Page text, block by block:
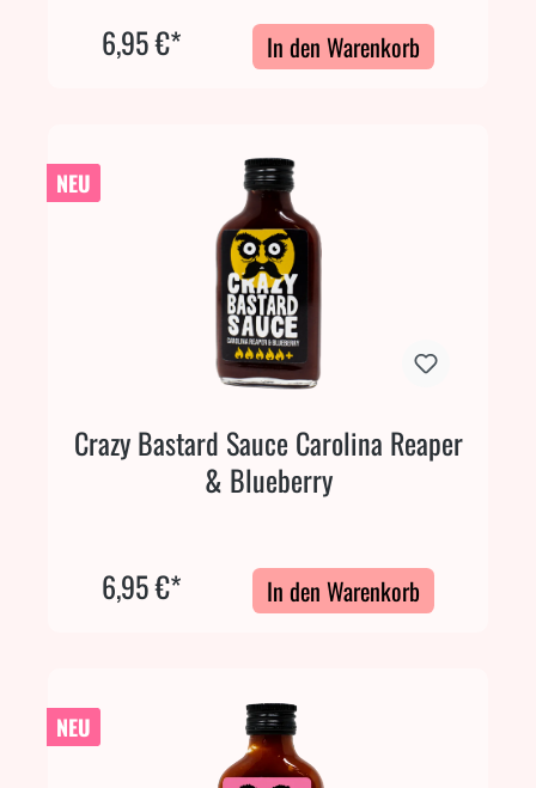
6,95 €* In den Warenkorb
NEU
Crazy Bastard Sauce Carolina Reaper
& Blueberry
6,95 €* In den Warenkorb
NEU